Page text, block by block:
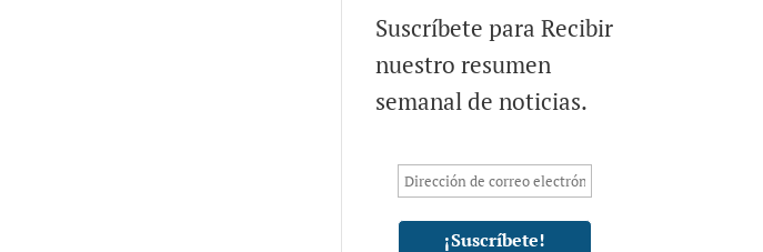
Suscríbete para Recibir
nuestro resumen
semanal de noticias.